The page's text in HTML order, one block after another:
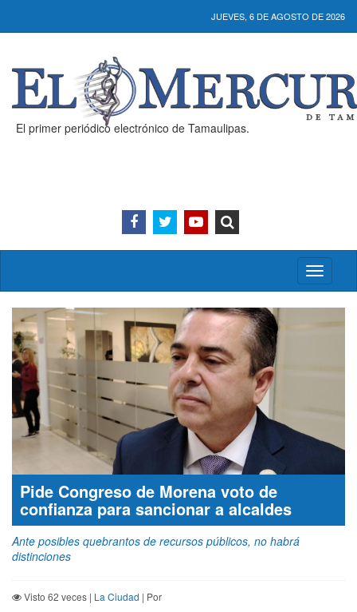
JUEVES, 6 DE AGOSTO DE 2026
El primer periódico electrónico de Tamaulipas.
Activar/
menú
Pide Congreso de Morena voto de
confianza para sancionar a alcaldes
Ante posibles quebrantos de recursos públicos, no habrá
distinciones
Visto 62 veces | La Ciudad | Por